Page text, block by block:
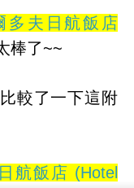
多夫日航飯店
棒了~~
較了一下這附
航飯店 (Hotel